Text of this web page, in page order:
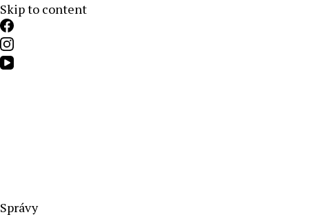
Skip to content
Aktuálne správy – severné Slovensko
Správy